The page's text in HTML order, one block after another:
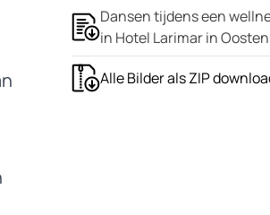
Dansen tijdens een
in Hotel Larimar in
Alle Bilder als ZIP